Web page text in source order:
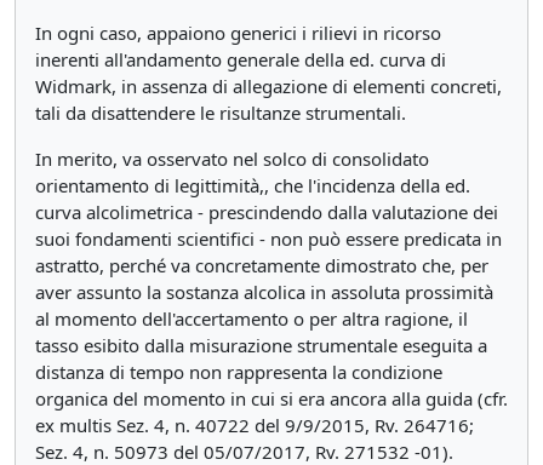
In ogni caso, appaiono generici i rilievi in ricorso
inerenti all'andamento generale della ed. curva di
Widmark, in assenza di allegazione di elementi concreti,
tali da disattendere le risultanze strumentali.
In merito, va osservato nel solco di consolidato
orientamento di legittimità,, che l'incidenza della ed.
curva alcolimetrica - prescindendo dalla valutazione dei
suoi fondamenti scientifici - non può essere predicata in
astratto, perché va concretamente dimostrato che, per
aver assunto la sostanza alcolica in assoluta prossimità
al momento dell'accertamento o per altra ragione, il
tasso esibito dalla misurazione strumentale eseguita a
distanza di tempo non rappresenta la condizione
organica del momento in cui si era ancora alla guida (cfr.
ex multis Sez. 4, n. 40722 del 9/9/2015, Rv. 264716;
Sez. 4, n. 50973 del 05/07/2017, Rv. 271532 -01).